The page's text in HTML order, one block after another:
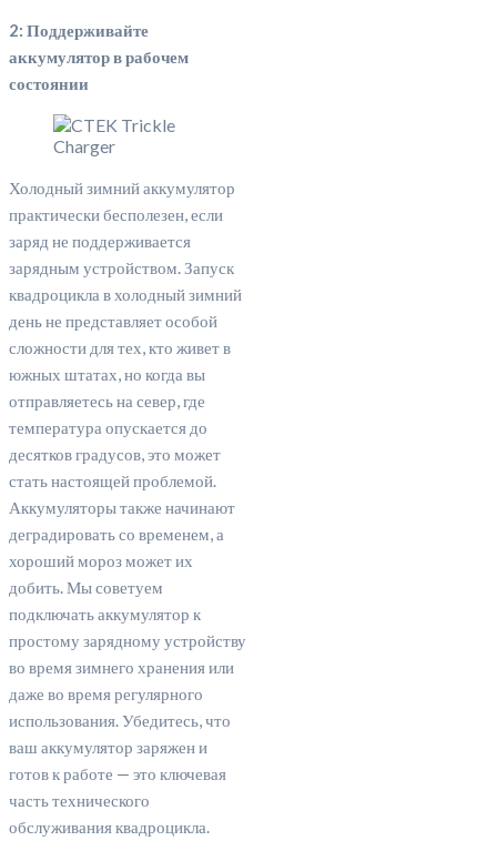
2: Поддерживайте
аккумулятор в рабочем
состоянии
Холодный зимний аккумулятор
практически бесполезен, если
заряд не поддерживается
зарядным устройством. Запуск
квадроцикла в холодный зимний
день не представляет особой
сложности для тех, кто живет в
южных штатах, но когда вы
отправляетесь на север, где
температура опускается до
десятков градусов, это может
стать настоящей проблемой.
Аккумуляторы также начинают
деградировать со временем, а
хороший мороз может их
добить. Мы советуем
подключать аккумулятор к
простому зарядному устройству
во время зимнего хранения или
даже во время регулярного
использования. Убедитесь, что
ваш аккумулятор заряжен и
готов к работе — это ключевая
часть технического
обслуживания квадроцикла.